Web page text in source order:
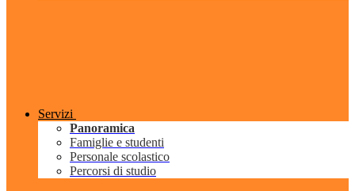
Servizi
Panoramica
Famiglie e studenti
Personale scolastico
Percorsi di studio